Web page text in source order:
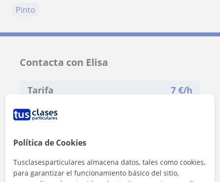
Pinto
Contacta con Elisa
Tarifa 7 €/h
1ª clase gratis
Política de Cookies
Tusclasesparticulares almacena datos, tales como cookies,
para garantizar el funcionamiento básico del sitio,